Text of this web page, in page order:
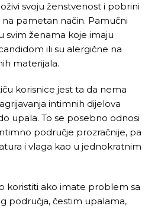
svoju ženstvenost i pobrini
pametan način. Pamučni
svim ženama koje imaju
ili su alergične na
materijala.
korisnice jest ta da nema
intimnih dijelova
upala. To se posebno odnosi
područje prozračnije, pa
i vlaga kao u jednokratnim
koristiti ako imate problem sa
područja, čestim upalama,